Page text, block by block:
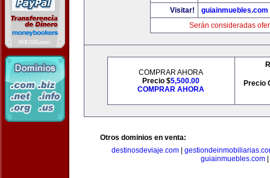
Visitar!
guiainmuebles.com
Serán consideradas
COMPRAR AHORA
Precio $5,500.00
COMPRAR AHORA
Precio
Otros dominios en venta:
destinosdeviaje.com|
guiainmuebles.com|